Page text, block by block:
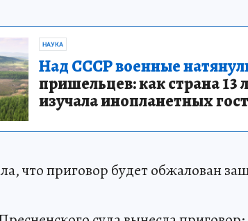
НАУКА
Над СССР военные
пришельцев: как страна 13
изучала инопланетных
что приговор будет обжалован